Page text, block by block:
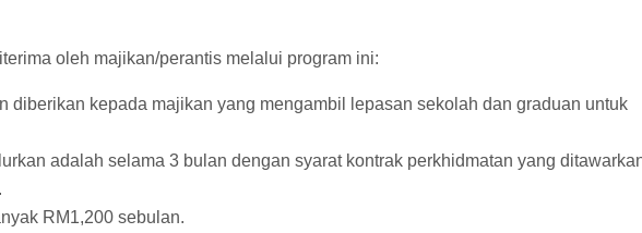
oleh majikan/perantis melalui program ini:
diberikan kepada majikan yang mengambil lepasan sekolah dan graduan untuk
adalah selama 3 bulan dengan syarat kontrak perkhidmatan yang
RM1,200 sebulan.